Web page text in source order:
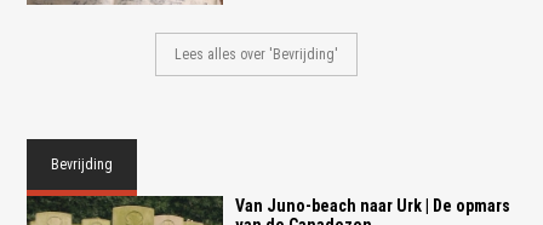
Lees alles over 'Bevrijding'
Bevrijding
Van Juno-beach naar Urk | De opmars